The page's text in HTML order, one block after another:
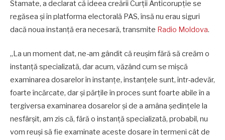
Stamate, a declarat că ideea creării Curții Anticorupție se
regăsea și în platforma electorală PAS, însă nu erau siguri
dacă noua instanță era necesară, transmite Radio Moldova.
„La un moment dat, ne-am gândit că reușim fără să creăm o
instanță specializată, dar acum, văzând cum se mișcă
examinarea dosarelor în instanțe, instanțele sunt, într-adevăr,
foarte încărcate, dar și părțile în proces sunt foarte abile în a
tergiversa examinarea dosarelor și de a amâna ședințele la
nesfârșit, am zis că, fără o instanță specializată, probabil, nu
vom reuși să fie examinate aceste dosare în termeni cât de